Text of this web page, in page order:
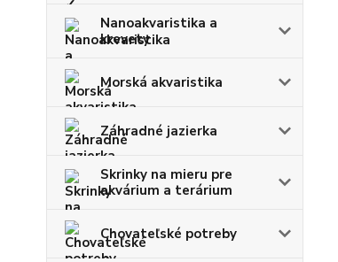
Nanoakvaristika a
krevety
Morská akvaristika
Záhradné jazierka
Skrinky na mieru pre
akvárium a terárium
Chovateľské potreby